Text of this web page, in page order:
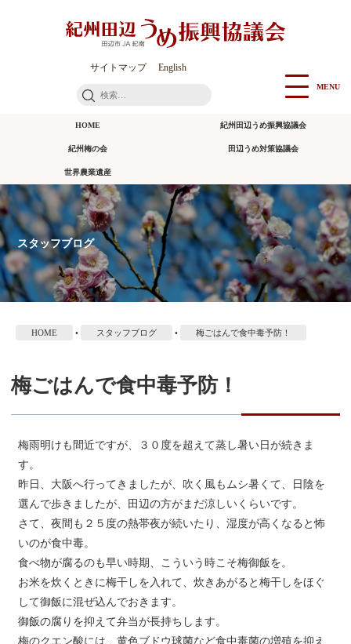
サイトマップ English
検
MENU
HOME 紀州田辺うめ振興協議会
紀州梅の会 田辺うめ対策協議会
世界農業遺産
スタッフブログ
HOME • スタッフブログ • 梅ごはんで食中毒予防！
梅ごはんで食中毒予防！
梅雨明けも間近ですが、３０度を超えて蒸し暑い日が続きま
す。
昨日、大阪へ行ってきましたが、吹く風もムシ暑くて、日陰を
選んで歩きましたが、田辺の方がまだ涼しいくらいです。
さて、夜間も２５度の熱帯夜が続いたり、湿度が高くなると怖
いのが食中毒。
食べ物が腐るのも早い時期、こういう時こそ梅御飯を。
お米を炊くときに梅干しを入れて、炊きあがると梅干しをほぐ
して御飯に混ぜ込んでおきます。
御飯の腐りを抑えて弁当が長持ちします。
梅のクエン酸には、黄色ブドウ球菌など食中毒菌の増殖を抑え